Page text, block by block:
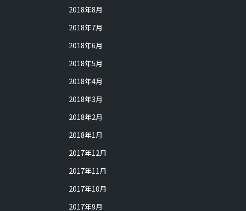
2018年8月
2018年7月
2018年6月
2018年5月
2018年4月
2018年3月
2018年2月
2018年1月
2017年12月
2017年11月
2017年10月
2017年9月